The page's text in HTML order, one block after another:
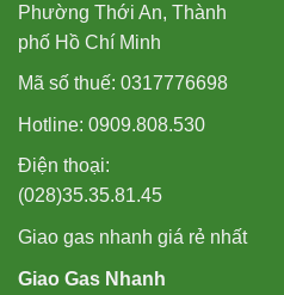
Phường Thới An, Thành
phố Hồ Chí Minh
Mã số thuế: 0317776698
Hotline: 0909.808.530
Điện thoại:
(028)35.35.81.45
Giao gas nhanh giá rẻ nhất
Giao Gas Nhanh